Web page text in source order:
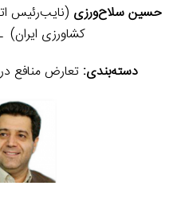
حسین سلاح‌ورزی (نایب‌رئیس
کشاورزی ایران) ـ ۱۹ آبان
دسته‌بندی: تعارض منافع